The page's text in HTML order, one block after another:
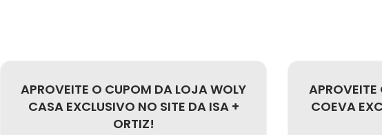
APROVEITE O CUPOM DA LOJA WOLY
CASA EXCLUSIVO NO SITE DA ISA +
ORTIZ!
COEVA